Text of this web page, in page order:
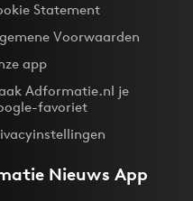
Statement
Voorwaarden
app
Adformatie.nl je
favoriet
Nieuws App